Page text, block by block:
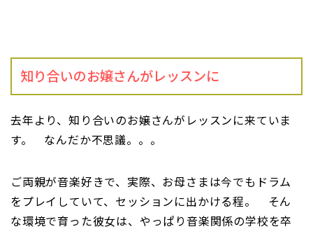
知り合いのお嬢さんがレッスンに
去年より、知り合いのお嬢さんがレッスンに来ていま
す。 なんだか不思議。。。
ご両親が音楽好きで、実際、お母さまは今でもドラム
をプレイしていて、セッションに出かける程。 そん
な環境で育った彼女は、やっぱり音楽関係の学校を卒